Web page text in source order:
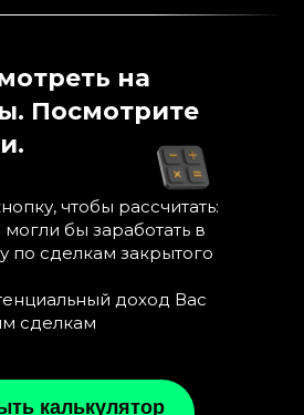
на
Посмотрите
чтобы рассчитать:
бы заработать в
по сделкам закрытого
доход Вас
сделкам
калькулятор